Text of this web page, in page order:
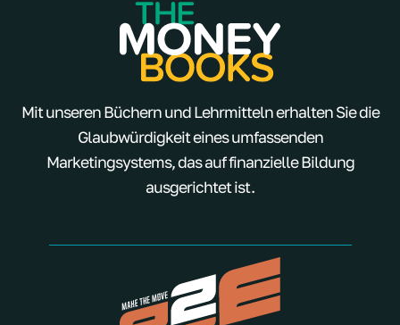
Mit unseren Büchern und Lehrmitteln erhalten Sie die
Glaubwürdigkeit eines umfassenden
Marketingsystems, das auf finanzielle Bildung
ausgerichtet ist.